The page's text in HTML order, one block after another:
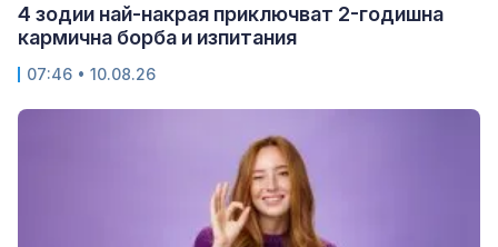
4 зодии най-накрая приключват 2-годишна
кармична борба и изпитания
07:46 • 10.08.26